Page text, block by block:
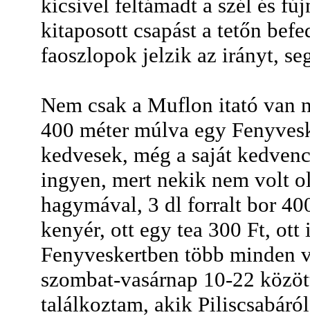
kicsivel feltámadt a szél és
kitaposott csapást a tetőn
faoszlopok jelzik az irányt,
Nem csak a Muflon itató van
400 méter múlva egy
kedvesek, még a saját
ingyen, mert nekik nem volt
hagymával, 3 dl forralt bor
kenyér, ott egy tea 300 Ft, ott
Fenyveskertben több minden
szombat-vasárnap 10-22
találkoztam, akik